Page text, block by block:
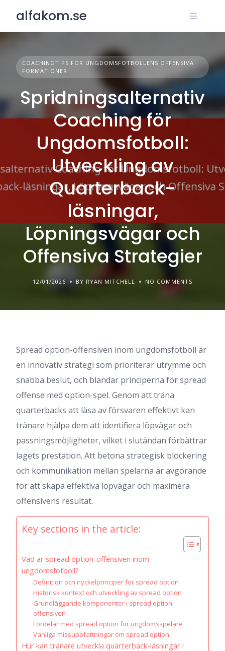
content
alfakom.se
COACHINGTIPS FÖR UNGDOMSFOTBOLLENS OFFENSIVA
FORMATIONER
Spridningsalternativ
Coaching för
Ungdomsfotboll:
Utveckling av
Quarterback-
läsningar,
Löpningsvägar och
Offensiva Strategier
12/01/2026 BY RYAN MITCHELL NO COMMENTS
Spread option-offensiven inom ungdomsfotboll är
en innovativ strategi som prioriterar utrymme och
snabba beslut, och blandar principerna för spread
offense med option-spel. Genom att träna
quarterbacks att läsa av försvaren effektivt kan
tränare hjälpa dem att identifiera löpvägar och
passningsmöjligheter, vilket i slutändan förbättrar
lagets prestation. Att betona strategisk blockering
och kommunikation mellan spelarna är avgörande
för att skapa effektiva löpvägar och maximera
offensivens resultat.
Key sections in the article:
Vad är spread option-offensiven inom
ungdomsfotboll?
Definition och nyckelprinciper för spread option
Historisk kontext och utveckling av spread option
Grundläggande komponenter i spread option-
offensiven
Fördelar med spread option för ungdomsspelare
Vanliga missuppfattningar om spread option
Hur kan tränare utveckla quarterback-läsningar i